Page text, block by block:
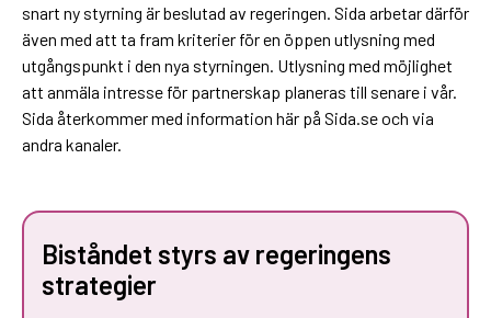
snart ny styrning är beslutad av regeringen. Sida arbetar därför
även med att ta fram kriterier för en öppen utlysning med
utgångspunkt i den nya styrningen. Utlysning med möjlighet
att anmäla intresse för partnerskap planeras till senare i vår.
Sida återkommer med information här på Sida.se och via
andra kanaler.
Biståndet styrs av regeringens
strategier